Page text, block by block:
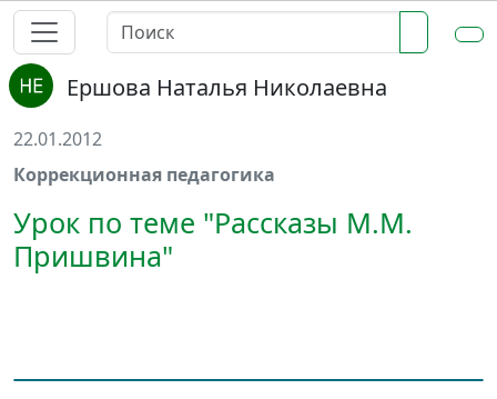
Ершова Наталья Николаевна
22.01.2012
Коррекционная педагогика
Урок по теме "Рассказы М.М.
Пришвина"